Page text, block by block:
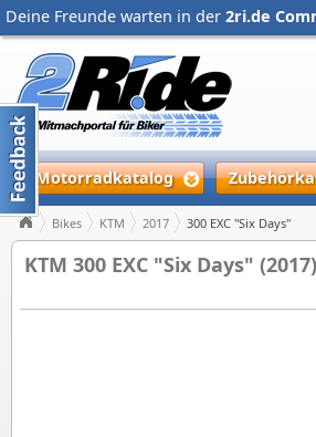
Deine Freunde warten in der 2ri.de
Motorradkatalog
Bikes KTM 2017 300 EXC "Six Days"
KTM 300 EXC "Six Days" (2017)